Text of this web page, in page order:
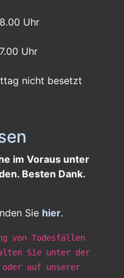
Uhr
Uhr
nicht besetzt
im Voraus unter
Besten Dank.
Sie hier.
von Todesfällen
Sie unter der
auf unserer